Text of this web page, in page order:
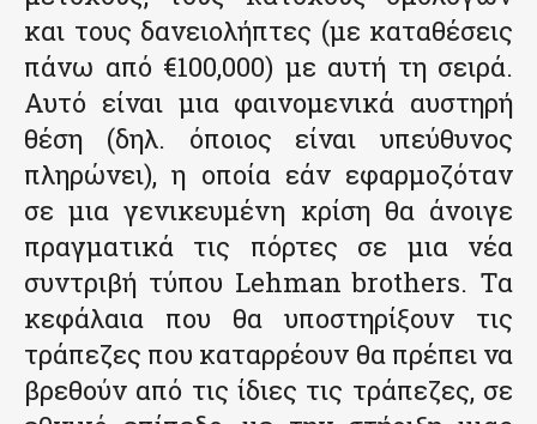
και τους δανειολήπτες (με καταθέσεις
πάνω από €100,000) με αυτή τη σειρά.
Αυτό είναι μια φαινομενικά αυστηρή
θέση (δηλ. όποιος είναι υπεύθυνος
πληρώνει), η οποία εάν εφαρμοζόταν
σε μια γενικευμένη κρίση θα άνοιγε
πραγματικά τις πόρτες σε μια νέα
συντριβή τύπου Lehman brothers. Τα
κεφάλαια που θα υποστηρίξουν τις
τράπεζες που καταρρέουν θα πρέπει να
βρεθούν από τις ίδιες τις τράπεζες, σε